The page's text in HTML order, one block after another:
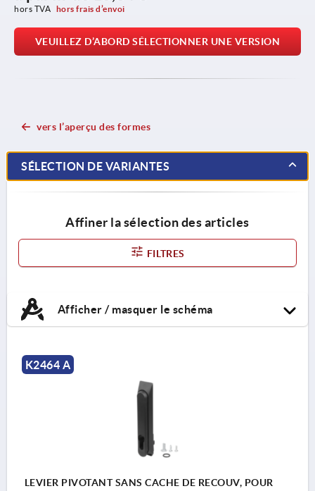
hors TVA hors frais d’envoi
VEUILLEZ D’ABORD SÉLECTIONNER UNE VERSION
vers l’aperçu des formes
SÉLECTION DE VARIANTES
Affiner la sélection des articles
FILTRES
Afficher / masquer le schéma
K2464 A
LEVIER PIVOTANT SANS CACHE DE RECOUV, POUR